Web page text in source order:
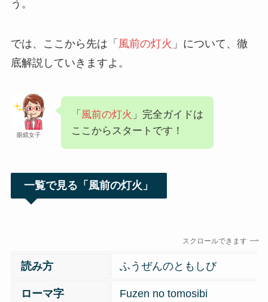
う。
では、ここから先は「 風前の灯火 」について、徹
底解説していきますよ。
眼鏡女子
「 風前の灯火 」完全ガイドは
ここからスタートです！
一覧で見る「風前の灯火」
スクロールできます
読み方 ふうぜんのともしび
ローマ字 Fuzen no tomosibi